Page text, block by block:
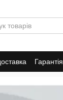
Гарантія